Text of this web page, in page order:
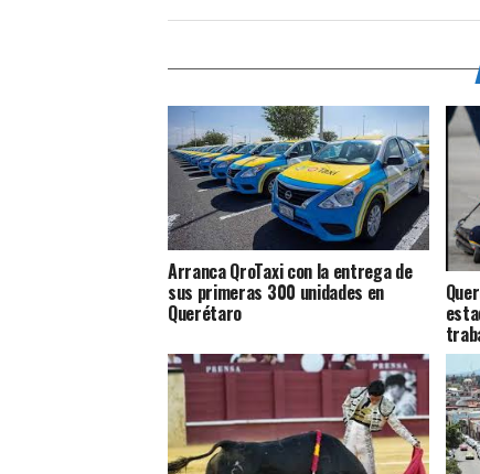
Arranca QroTaxi con la entrega de
sus primeras 300 unidades en
Querétaro